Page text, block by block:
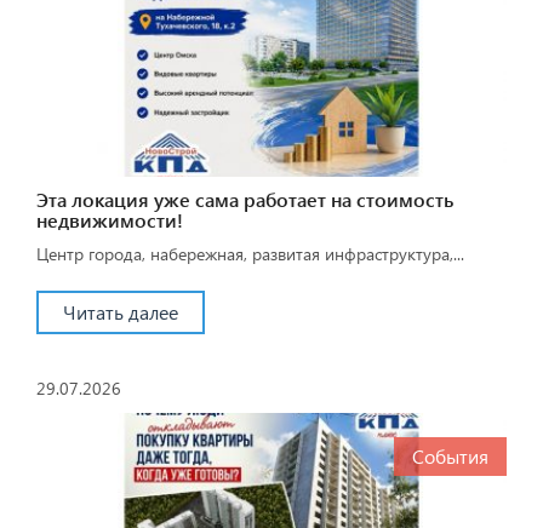
Эта локация уже сама работает на стоимость
недвижимости!
Центр города, набережная, развитая инфраструктура,...
Читать далее
29.07.2026
События